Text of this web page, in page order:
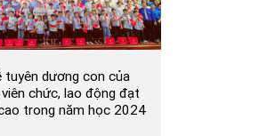
tuyên dương con của
chức, lao động đạt
trong năm học 2024